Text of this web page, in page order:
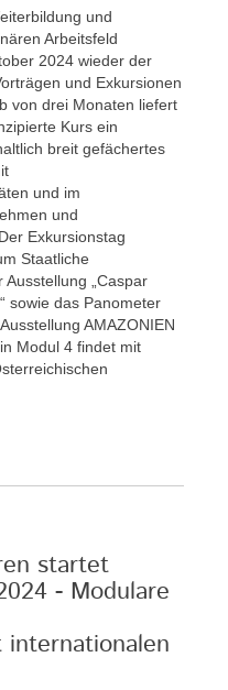
und
Arbeitsfeld
2024 wieder der
und Exkursionen
von drei Monaten liefert
Kurs ein
breit gefächertes
und im
und
Exkursionstag
Staatliche
„Caspar
sowie das Panometer
AMAZONIEN
Modul 4 findet mit
startet
- Modulare